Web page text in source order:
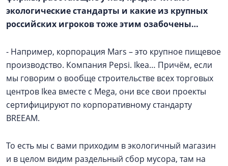
экологические стандарты и какие из крупных
российских игроков тоже этим озабочены…
- Например, корпорация Mars – это крупное пищевое
производство. Компания Pepsi. Ikea… Причём, если
мы говорим о вообще строительстве всех торговых
центров Ikea вместе с Mega, они все свои проекты
сертифицируют по корпоративному стандарту
BREEAM.
То есть мы с вами приходим в экологичный магазин
и в целом видим раздельный сбор мусора, там на